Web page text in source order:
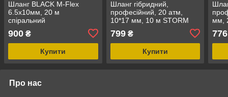
Шланг BLACK M-Flex
6.5х10мм, 20 м
спіральний
поворотним шарніром,
STORM INTERTOOL PT-
900 ₴
Купити
Шланг гібридний,
професійний, 20 атм,
10*17 мм, 10 м STORM
799₴
Купити
мм,
776
Про нас